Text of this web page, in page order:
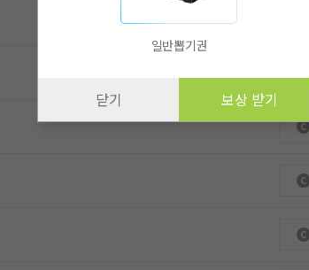
일반뽑기권
닫기 보상 받기